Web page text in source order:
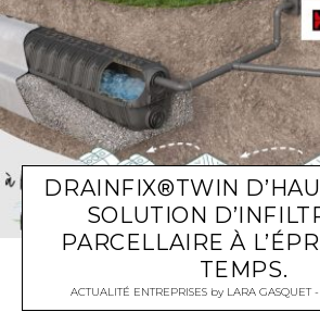
DRAINFIX®TWIN
SOLUTION
PARCELLAIRE À
TEMPS.
ACTUALITÉ ENTREPRISESby LARA GASQUET